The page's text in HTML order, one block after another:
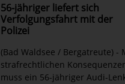
56-jähriger liefert sich
Verfolgungsfahrt mit der
Polizei
(Bad Waldsee / Bergatreute) -
strafrechtlichen
muss ein 56-jähriger Audi-